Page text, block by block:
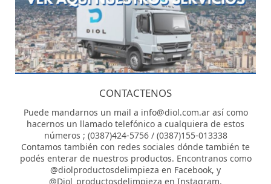
CONTACTENOS
Puede mandarnos un mail a info@diol.com.ar así como
hacernos un llamado telefónico a cualquiera de estos
números ; (0387)424-5756 / (0387)155-013338
Contamos también con redes sociales dónde también te
podés enterar de nuestros productos. Encontranos como
@diolproductosdelimpieza en Facebook, y
@Diol_productosdelimpieza en Instagram.